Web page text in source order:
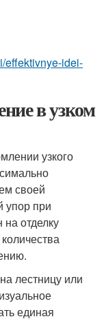
effektivnye-idei-
в узком
узкого
своей
упор при
на отделку
лестницу или
единая